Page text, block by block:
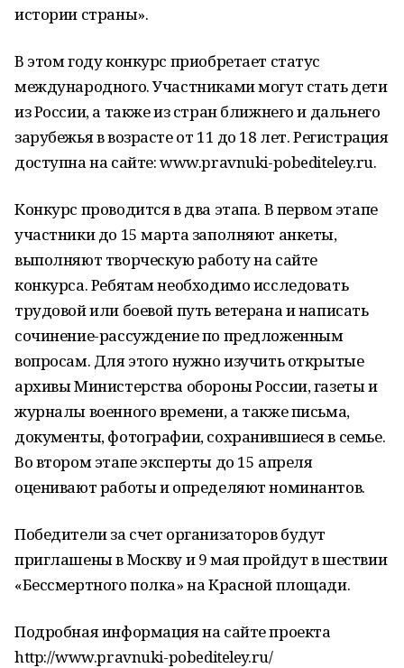
истории страны».
В этом году конкурс приобретает статус
международного. Участниками могут стать дети
из России, а также из стран ближнего и дальнего
зарубежья в возрасте от 11 до 18 лет. Регистрация
доступна на сайте: www.pravnuki-pobediteley.ru.
Конкурс проводится в два этапа. В первом этапе
участники до 15 марта заполняют анкеты,
выполняют творческую работу на сайте
конкурса. Ребятам необходимо исследовать
трудовой или боевой путь ветерана и написать
сочинение-рассуждение по предложенным
вопросам. Для этого нужно изучить открытые
архивы Министерства обороны России, газеты и
журналы военного времени, а также письма,
документы, фотографии, сохранившиеся в семье.
Во втором этапе эксперты до 15 апреля
оценивают работы и определяют номинантов.
Победители за счет организаторов будут
приглашены в Москву и 9 мая пройдут в шествии
«Бессмертного полка» на Красной площади.
Подробная информация на сайте проекта
http://www.pravnuki-pobediteley.ru/